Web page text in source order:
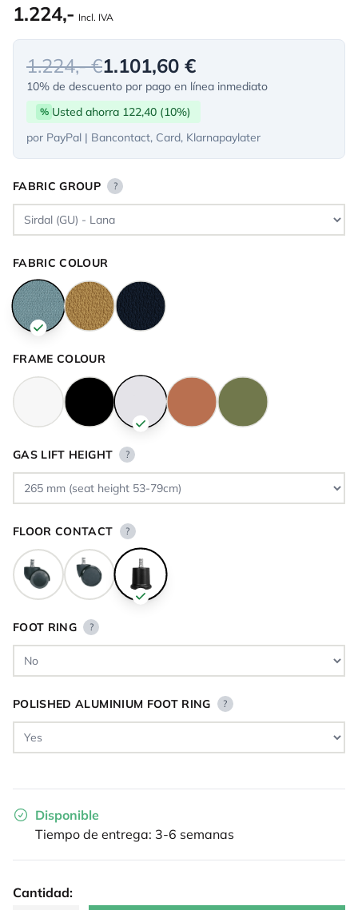
1.224,- Incl. IVA
1.224,- €1.101,60 €
10% de descuento por pago en línea inmediato
% Usted ahorra 122,40 (10%)
por PayPal | Bancontact, Card, Klarnapaylater
FABRIC GROUP ?
FABRIC COLOUR
FRAME COLOUR
GAS LIFT HEIGHT ?
FLOOR CONTACT ?
FOOT RING ?
POLISHED ALUMINIUM FOOT RING ?
Disponible
Tiempo de entrega: 3-6 semanas
Cantidad: